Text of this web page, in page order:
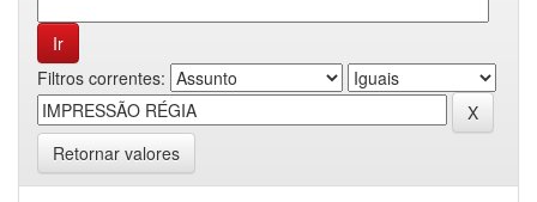
Filtros correntes:
Retornar valores